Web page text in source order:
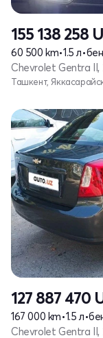
155 138 258
60 500 km•1.5 л•
Chevrolet Gentra II,
Ташкент,
127 887 470
167 000 km•1.5 л•
Chevrolet Gentra II,